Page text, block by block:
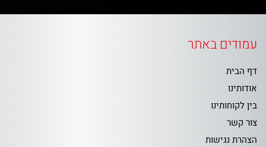
עמודים באתר
דף הבית
אודותינו
בין לקוחותינו
צור קשר
הצהרת נגישות